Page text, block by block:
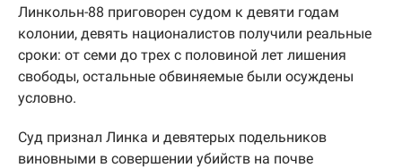
Линкольн-88 приговорен судом к девяти годам
колонии, девять националистов получили реальные
сроки: от семи до трех с половиной лет лишения
свободы, остальные обвиняемые были осуждены
условно.
Суд признал Линка и девятерых подельников
виновными в совершении убийств на почве